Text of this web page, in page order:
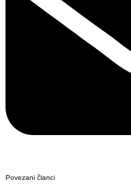
Povezani članci